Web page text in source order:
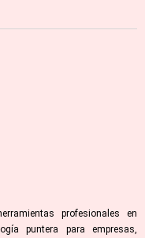
profesionales en
puntera para empresas,